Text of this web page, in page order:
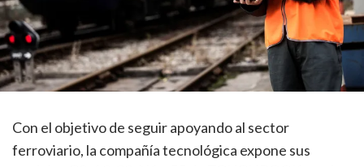
Con el objetivo de seguir apoyando al sector
ferroviario, la compañía tecnológica expone sus